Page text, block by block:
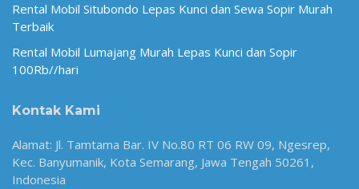
Rental Mobil Situbondo Lepas Kunci dan Sewa Sopir Murah
Terbaik
Rental Mobil Lumajang Murah Lepas Kunci dan Sopir
100Rb//hari
Kontak Kami
Alamat: Jl. Tamtama Bar. IV No.80 RT 06 RW 09, Ngesrep,
Kec. Banyumanik, Kota Semarang, Jawa Tengah 50261,
Indonesia